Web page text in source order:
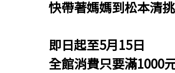
快帶著媽媽到松本清
即日起至5月15日
全館消費只要滿1000